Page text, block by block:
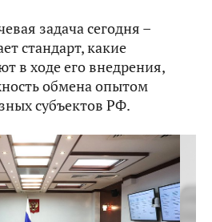
задача сегодня –
стандарт, какие
в ходе его внедрения,
обмена опытом
субъектов РФ.